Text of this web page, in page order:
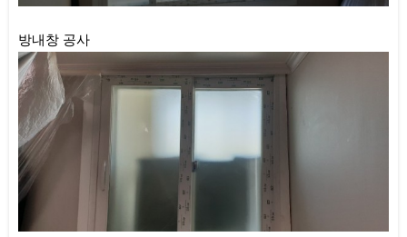
방내창 공사